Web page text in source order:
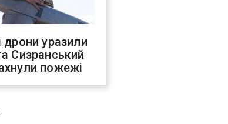
дрони уразили
Сизранський
пожежі